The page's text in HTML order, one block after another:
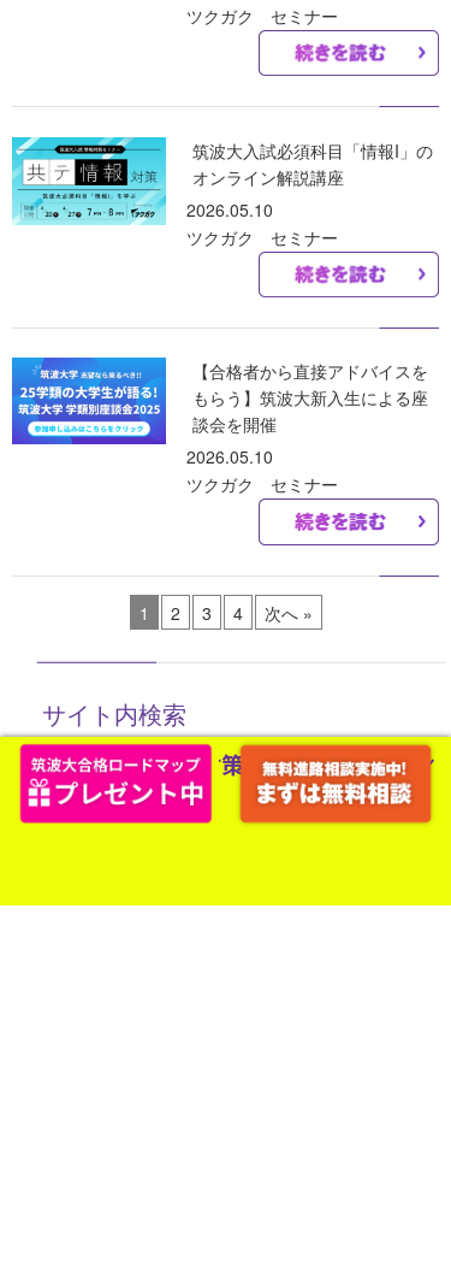
ツクガク セミナー
筑波大入試必須科目「情報I」の
オンライン解説講座
2026.05.10
ツクガク セミナー
【合格者から直接アドバイスを
もらう】筑波大新入生による座
談会を開催
2026.05.10
ツクガク セミナー
1 2 3 4 次へ »
サイト内検索
検
索: